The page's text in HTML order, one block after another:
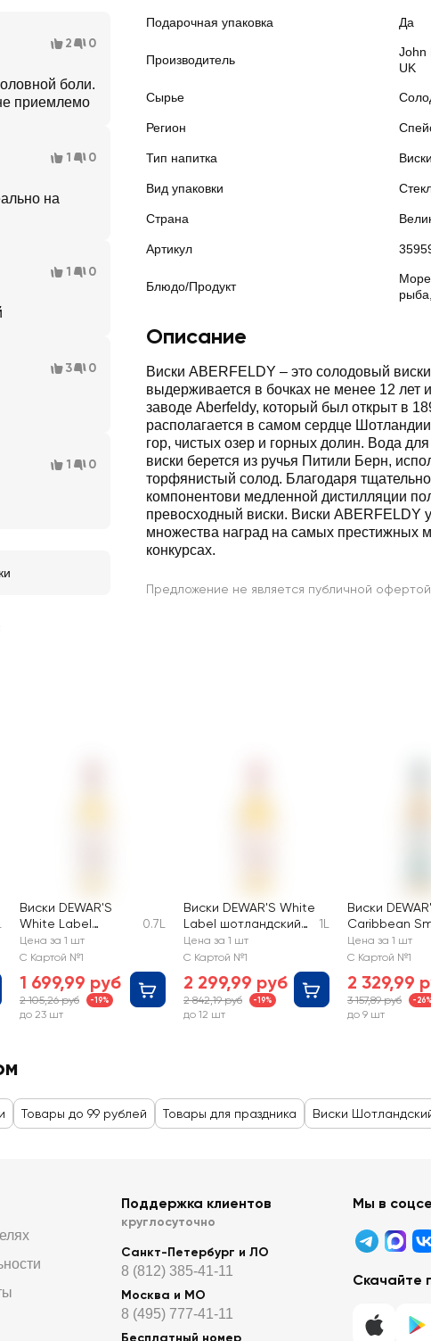
Подарочная упаковка Да
Производитель
John
UK
Сырье
Регион
Тип напитка Виски
Вид упаковки
Страна
Артикул
Блюдо/Продукт
Описание
Виски ABERFELDY – это солодовый
выдерживается в бочках не менее 12 лет и производится на
заводе Aberfeldy, который был открыт в 1898 году. Винокурня
располагается в самом сердце Шотландии, среди
гор, чистых озер и горных долин. Вода
виски берется из ручья Питили Берн, используется средне-
торфянистый солод. Благодаря тщательному подбору
компонентови медленной дистилляции получается
превосходный виски. Виски ABERFELDY
множества наград на самых престижных международных
конкурсах.
Предложение не является публичной офертой
2 0
боли.
приемлемо
1 0
на
1 0
3 0
1 0
Виски DEWAR'S
White Label
шотландский
купажированный
0.7L
Цена за 1 шт
С Картой №1
1 699,99 руб
2 105,26 руб -19%
до 23 шт
Виски DEWAR'S White
Label шотландский
купажированный 40%
1L
Цена за 1 шт
С Картой №1
2 299,99 руб
2 842,19 руб -19%
до 12 шт
Виски
Caribbean
Шотландский
Цена за 1 шт
С Картой №1
2 329,99
3 157,89 руб -26%
до 9 шт
Товары до 99 рублей Товары для праздника Виски
Поддержка клиентов
круглосуточно
Санкт-Петербург и ЛО
8 (812) 385-41-11
Москва и МО
8 (495) 777-41-11
Бесплатный номер
Мы в
Скачайте